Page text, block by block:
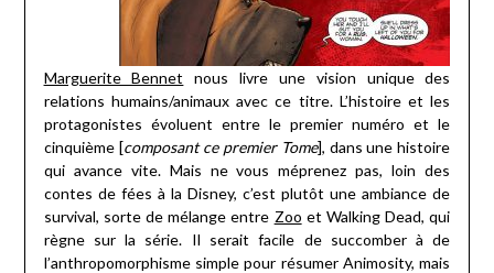
Marguerite Bennet nous livre une vision unique des
relations humains/animaux avec ce titre. L’histoire et les
protagonistes évoluent entre le premier numéro et le
cinquième [composant ce premier Tome], dans une histoire
qui avance vite. Mais ne vous méprenez pas, loin des
contes de fées à la Disney, c’est plutôt une ambiance de
survival, sorte de mélange entre Zoo et Walking Dead, qui
règne sur la série. Il serait facile de succomber à de
l’anthropomorphisme simple pour résumer Animosity, mais